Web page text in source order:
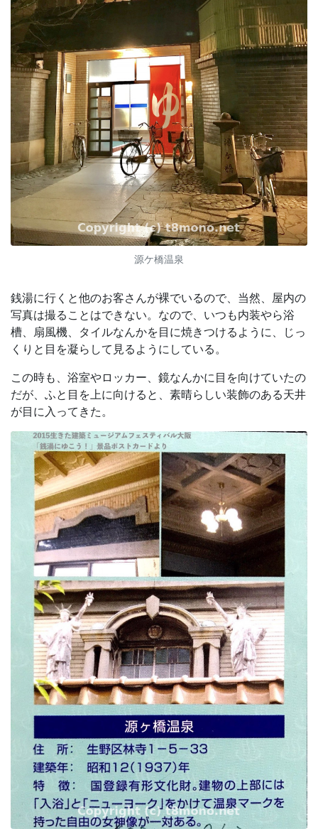
源ケ橋温泉
銭湯に行くと他のお客さんが裸でいるので、当然、屋内の
写真は撮ることはできない。なので、いつも内装やら浴
槽、扇風機、タイルなんかを目に焼きつけるように、じっ
くりと目を凝らして見るようにしている。
この時も、浴室やロッカー、鏡なんかに目を向けていたの
だが、ふと目を上に向けると、素晴らしい装飾のある天井
が目に入ってきた。